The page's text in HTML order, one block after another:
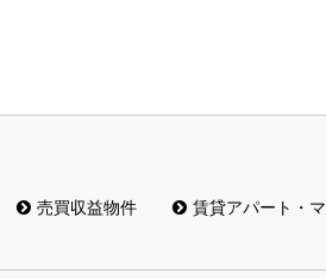
売買収益物件
賃貸アパート・